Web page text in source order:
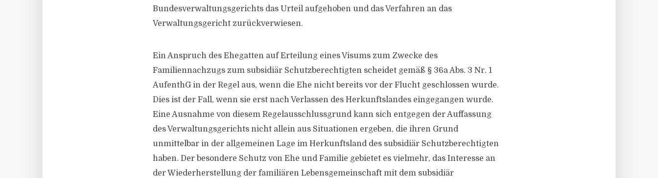
Bundesverwaltungsgerichts das Urteil aufgehoben und das Verfahren an das
Verwaltungsgericht zurückverwiesen.
Ein Anspruch des Ehegatten auf Erteilung eines Visums zum Zwecke des
Familiennachzugs zum subsidiär Schutzberechtigten scheidet gemäß § 36a Abs. 3 Nr. 1
AufenthG in der Regel aus, wenn die Ehe nicht bereits vor der Flucht geschlossen wurde.
Dies ist der Fall, wenn sie erst nach Verlassen des Herkunftslandes eingegangen wurde.
Eine Ausnahme von diesem Regelausschlussgrund kann sich entgegen der Auffassung
des Verwaltungsgerichts nicht allein aus Situationen ergeben, die ihren Grund
unmittelbar in der allgemeinen Lage im Herkunftsland des subsidiär Schutzberechtigten
haben. Der besondere Schutz von Ehe und Familie gebietet es vielmehr, das Interesse an
der Wiederherstellung der familiären Lebensgemeinschaft mit dem subsidiär